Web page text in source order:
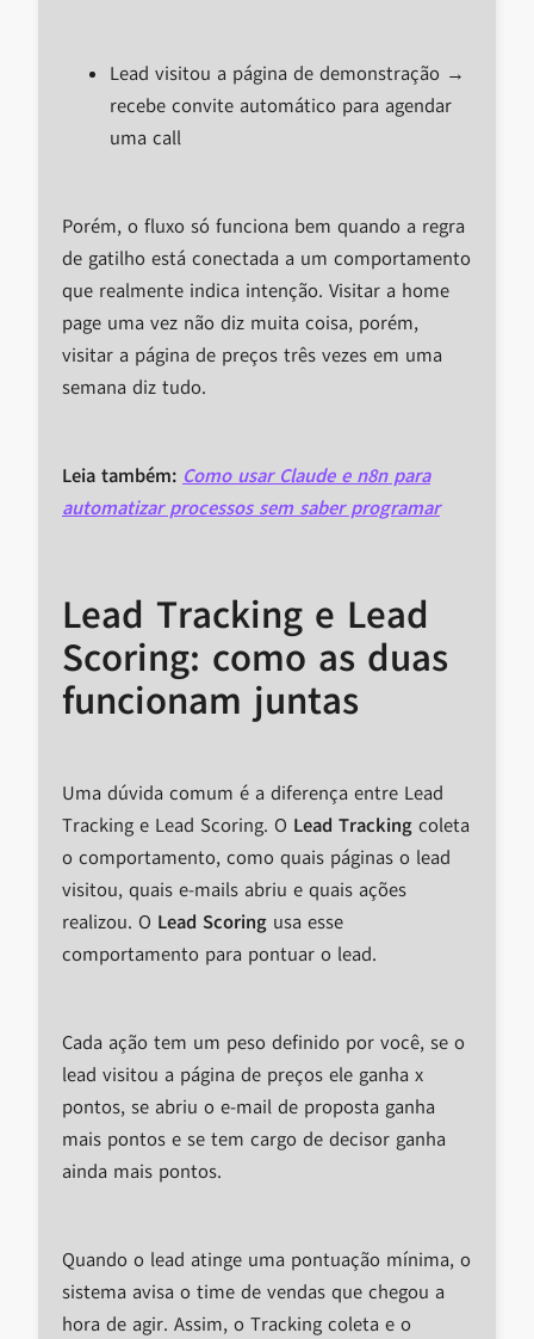
Lead visitou a página de demonstração →
recebe convite automático para agendar
uma call
Porém, o fluxo só funciona bem quando a regra
de gatilho está conectada a um comportamento
que realmente indica intenção. Visitar a home
page uma vez não diz muita coisa, porém,
visitar a página de preços três vezes em uma
semana diz tudo.
Leia também: Como usar Claude e n8n para
automatizar processos sem saber programar
Lead Tracking e Lead
Scoring: como as duas
funcionam juntas
Uma dúvida comum é a diferença entre Lead
Tracking e Lead Scoring. O Lead Tracking coleta
o comportamento, como quais páginas o lead
visitou, quais e-mails abriu e quais ações
realizou. O Lead Scoring usa esse
comportamento para pontuar o lead.
Cada ação tem um peso definido por você, se o
lead visitou a página de preços ele ganha x
pontos, se abriu o e-mail de proposta ganha
mais pontos e se tem cargo de decisor ganha
ainda mais pontos.
Quando o lead atinge uma pontuação mínima, o
sistema avisa o time de vendas que chegou a
hora de agir. Assim, o Tracking coleta e o